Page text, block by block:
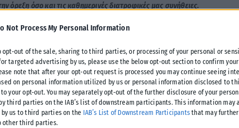
Not Process My Personal Information
opt-out of the sale, sharing to third parties, or processing of your personal or
targeted advertising by us, please use the below opt-out section to confirm your
note that after your opt-out request is processed you may continue seeing
on personal information utilized by us or personal information disclosed to
your opt-out. You may separately opt-out of the further disclosure of your
third parties on the IAB’s list of downstream participants. This information may
by us to third parties on the IAB’s List of Downstream Participantsthat may further
other third parties.
όρεξη όσο και τις καθημερινές διατροφικές μας συνήθειες.
την ενέργειά μας και πώς θα αποφύγουμε την
Μακεδονικό Πρακτορείο Ειδήσεων η Καλλιόπη
και Διατροφολογίας του Πανεπιστημίου
οι ανάγκες του οργανισμού μεταβάλλονται, με τη
βασικούς παράγοντες για τη διατήρηση της υγείας και
πιο ελαφριά και δροσερά γεύματα, τα οποία είναι πιο